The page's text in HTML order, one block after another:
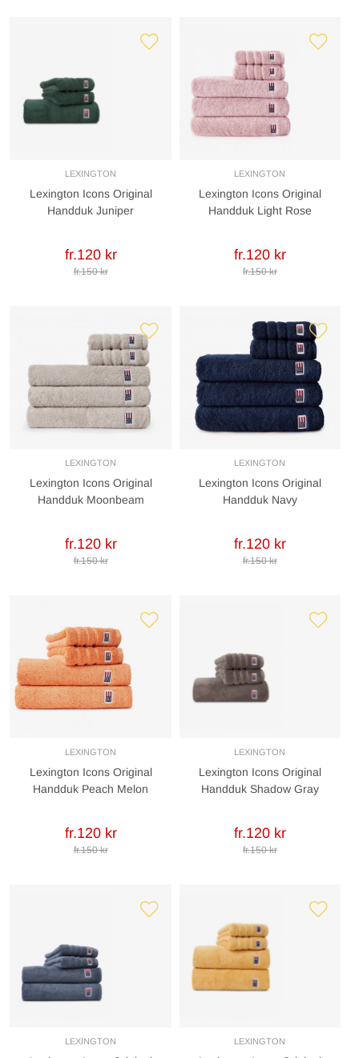
LEXINGTON
Lexington Icons Original
Handduk Juniper
fr.120 kr
fr.150 kr
LEXINGTON
Lexington Icons Original
Handduk Light Rose
fr.120 kr
fr.150 kr
LEXINGTON
Lexington Icons Original
Handduk Moonbeam
fr.120 kr
fr.150 kr
LEXINGTON
Lexington Icons Original
Handduk Navy
fr.120 kr
fr.150 kr
LEXINGTON
Lexington Icons Original
Handduk Peach Melon
fr.120 kr
fr.150 kr
LEXINGTON
Lexington Icons Original
Handduk Shadow Gray
fr.120 kr
fr.150 kr
LEXINGTON LEXINGTON